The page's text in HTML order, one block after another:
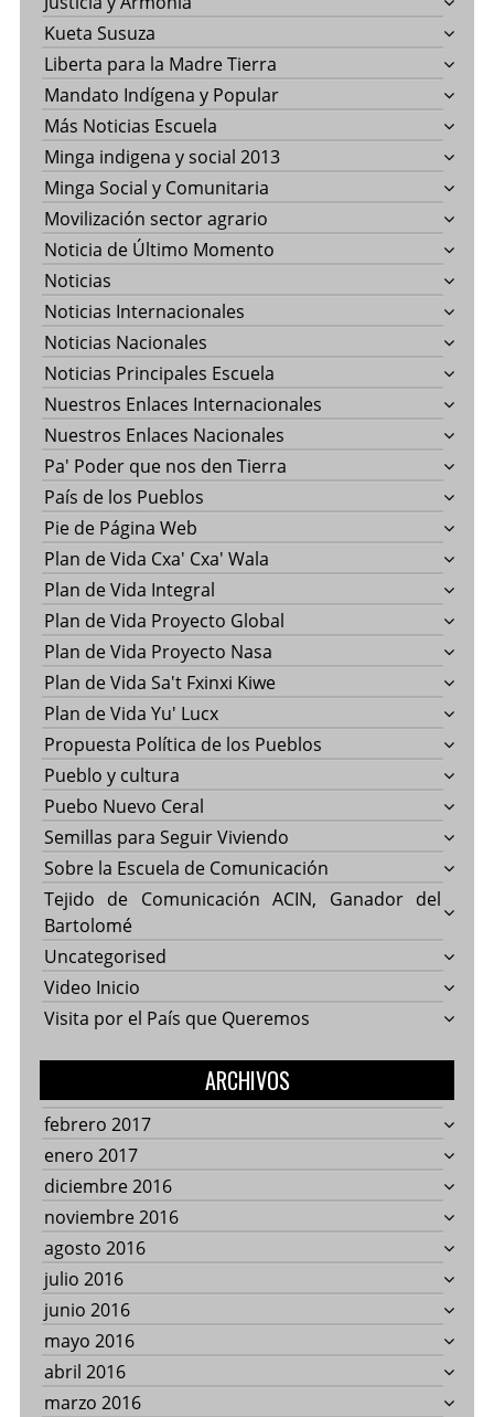
Kueta Susuza
Liberta para la Madre Tierra
Mandato Indígena y Popular
Más Noticias Escuela
Minga indigena y social 2013
Minga Social y Comunitaria
Movilización sector agrario
Noticia de Último Momento
Noticias
Noticias Internacionales
Noticias Nacionales
Noticias Principales Escuela
Nuestros Enlaces Internacionales
Nuestros Enlaces Nacionales
Pa' Poder que nos den Tierra
País de los Pueblos
Pie de Página Web
Plan de Vida Cxa' Cxa' Wala
Plan de Vida Integral
Plan de Vida Proyecto Global
Plan de Vida Proyecto Nasa
Plan de Vida Sa't Fxinxi Kiwe
Plan de Vida Yu' Lucx
Propuesta Política de los Pueblos
Pueblo y cultura
Puebo Nuevo Ceral
Semillas para Seguir Viviendo
Sobre la Escuela de Comunicación
Tejido de Comunicación ACIN, Ganador del
Bartolomé
Uncategorised
Video Inicio
Visita por el País que Queremos
ARCHIVOS
febrero 2017
enero 2017
diciembre 2016
noviembre 2016
agosto 2016
julio 2016
junio 2016
mayo 2016
abril 2016
marzo 2016